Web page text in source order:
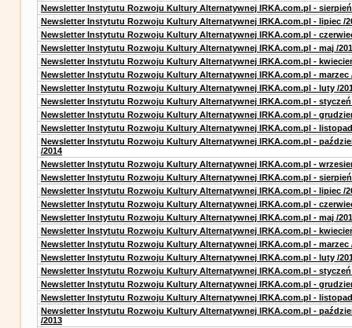
Newsletter Instytutu Rozwoju Kultury Alternatywnej IRKA.com.pl -
Newsletter Instytutu Rozwoju Kultury Alternatywnej IRKA.com.pl - lipiec /
Newsletter Instytutu Rozwoju Kultury Alternatywnej IRKA.com.pl -
Newsletter Instytutu Rozwoju Kultury Alternatywnej IRKA.com.pl - maj /
Newsletter Instytutu Rozwoju Kultury Alternatywnej IRKA.com.pl -
Newsletter Instytutu Rozwoju Kultury Alternatywnej IRKA.com.pl - marzec
Newsletter Instytutu Rozwoju Kultury Alternatywnej IRKA.com.pl - luty /
Newsletter Instytutu Rozwoju Kultury Alternatywnej IRKA.com.pl - styczeń
Newsletter Instytutu Rozwoju Kultury Alternatywnej IRKA.com.pl -
Newsletter Instytutu Rozwoju Kultury Alternatywnej IRKA.com.pl - listopad
Newsletter Instytutu Rozwoju Kultury Alternatywnej IRKA.com.pl -
/2014
Newsletter Instytutu Rozwoju Kultury Alternatywnej IRKA.com.pl -
Newsletter Instytutu Rozwoju Kultury Alternatywnej IRKA.com.pl - sierpień
Newsletter Instytutu Rozwoju Kultury Alternatywnej IRKA.com.pl - lipiec /
Newsletter Instytutu Rozwoju Kultury Alternatywnej IRKA.com.pl -
Newsletter Instytutu Rozwoju Kultury Alternatywnej IRKA.com.pl - maj /
Newsletter Instytutu Rozwoju Kultury Alternatywnej IRKA.com.pl -
Newsletter Instytutu Rozwoju Kultury Alternatywnej IRKA.com.pl - marzec
Newsletter Instytutu Rozwoju Kultury Alternatywnej IRKA.com.pl - luty /
Newsletter Instytutu Rozwoju Kultury Alternatywnej IRKA.com.pl - styczeń
Newsletter Instytutu Rozwoju Kultury Alternatywnej IRKA.com.pl -
Newsletter Instytutu Rozwoju Kultury Alternatywnej IRKA.com.pl - listopad
Newsletter Instytutu Rozwoju Kultury Alternatywnej IRKA.com.pl -
/2013